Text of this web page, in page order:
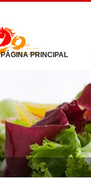
PÁGINA PRINCIPAL